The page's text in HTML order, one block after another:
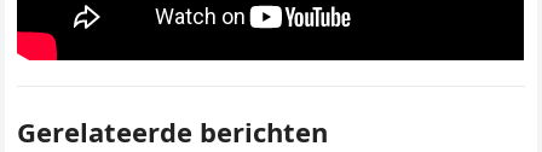
Gerelateerde berichten